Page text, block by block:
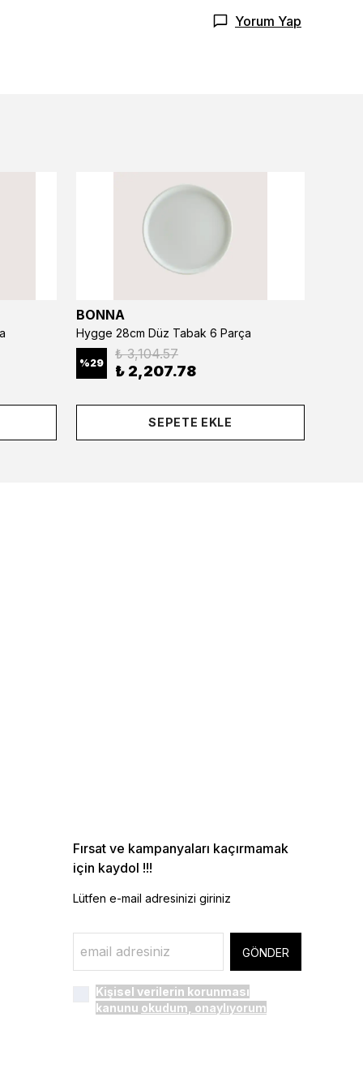
Yorum Yap
BONNA
Hygge 28cm Düz Tabak 6 Parça
%29
₺ 3,104.57
₺ 2,207.78
SEPETE EKLE
Fırsat ve kampanyaları kaçırmamak
için kaydol !!!
Lütfen e-mail adresinizi giriniz
GÖNDER
Kişisel verilerin korunması
kanunu okudum, onaylıyorum